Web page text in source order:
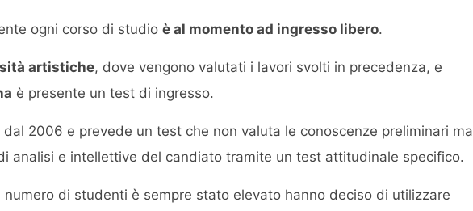
ogni corso di studio è al momento ad ingresso libero.
artistiche, dove vengono valutati i lavori svolti in precedenza, e
è presente un test di ingresso.
dal 2006 e prevede un test che non valuta le conoscenze preliminari ma
analisi e intellettive del candiato tramite un test attitudinale specifico.
di studenti è sempre stato elevato hanno deciso di utilizzare